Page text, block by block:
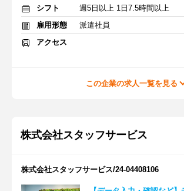
シフト
週5日以上 1日7.5時間以上
雇用形態
派遣社員
アクセス
この企業の求人一覧を見る
株式会社スタッフサービス
株式会社スタッフサービス/24-04408106